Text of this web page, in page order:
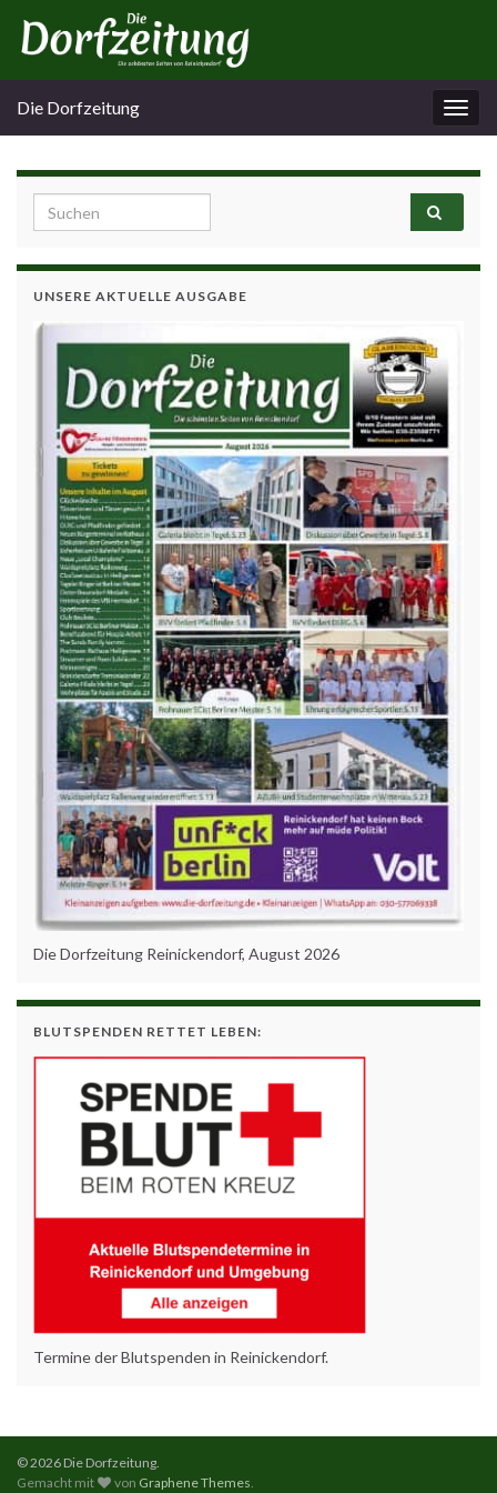
Die Dorfzeitung
Search for:
UNSERE AKTUELLE AUSGABE
Die Dorfzeitung Reinickendorf, August 2026
BLUTSPENDEN RETTET LEBEN:
Termine der Blutspenden in Reinickendorf.
© 2026 Die Dorfzeitung.
Gemacht mit
von Graphene Themes.